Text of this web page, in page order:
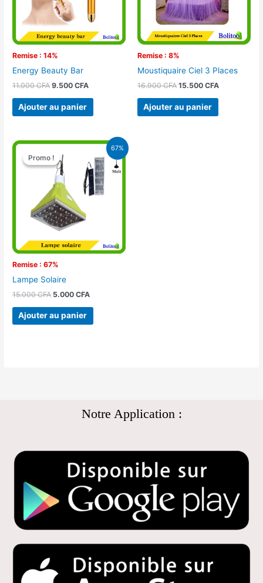
Remise : 14%
Energy Beauty Bar
11.000CFA 9.500CFA
Ajouter au panier
Remise : 8%
Moustiquaire Ciel 3 Places
16.900CFA 15.500 CFA
Ajouter au panier
67%
Promo !
Remise : 67%
Promo !
Lampe Solaire
15.000CFA
Le
prix
initial
était :
15.000 CFA.
5.000CFA
Le
actuel
est :
5.000 CFA.
Ajouter au panier
Notre Application :